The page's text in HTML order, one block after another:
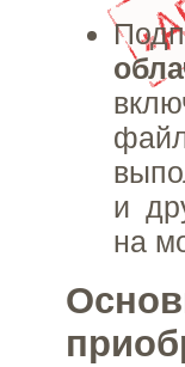
и
на